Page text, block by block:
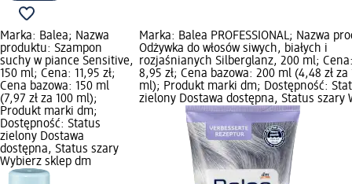
Marka: Balea; Nazwa
produktu: Szampon
suchy w piance Sensitive,
150 ml; Cena: 11,95 zł;
Cena bazowa: 150 ml
(7,97 zł za 100 ml);
Produkt marki dm;
Dostępność: Status
zielony Dostawa
dostępna, Status szary
Wybierz sklep dm
Marka: Balea PROFESSIONAL; Nazwa
Odżywka do włosów siwych, białych i
rozjaśnianych Silberglanz, 200 ml;
8,95 zł; Cena bazowa: 200 ml (4,48 zł za
ml); Produkt marki dm; Dostępność:
zielony Dostawa dostępna, Status szary